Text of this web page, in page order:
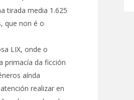
tirada media 1.625
que non é o
LIX, onde o
primacía da ficción
aínda
realizar en